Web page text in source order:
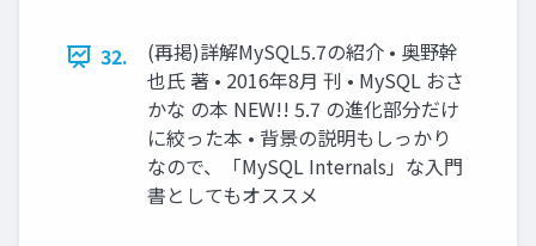
32.
(再掲)詳解MySQL5.7の紹介 • 奥野幹
也氏 著 • 2016年8月 刊 • MySQL おさ
かな の本 NEW!! 5.7 の進化部分だけ
に絞った本 • 背景の説明もしっかり
なので、「MySQL Internals」な入門
書としてもオススメ